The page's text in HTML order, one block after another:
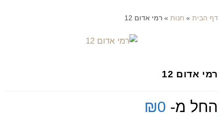
דף הבית » חנות » רמי אדום 12
רמי אדום 12
החל מ- ₪0